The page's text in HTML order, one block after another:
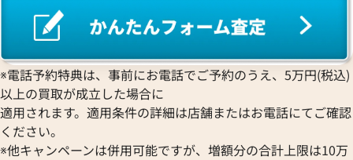
イトジャスト 126333 グレ
格
日時点の参考買取価格です
ロレックス デイトジャスト
ワイト文字盤
参考買取価格
2,790,000円
※電話予約特典は、事前にお電話でご予約のうえ、5万円(税込)
以上の買取が成立した場合に
適用されます。適用条件の詳細は店舗またはお電話にてご確認
ください。
※他キャンペーンは併用可能ですが、増額分の合計上限は10万